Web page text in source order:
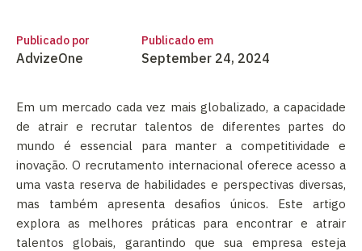
Publicado por
AdvizeOne
Publicado em
September 24, 2024
Em um mercado cada vez mais globalizado, a capacidade
de atrair e recrutar talentos de diferentes partes do
mundo é essencial para manter a competitividade e
inovação. O recrutamento internacional oferece acesso a
uma vasta reserva de habilidades e perspectivas diversas,
mas também apresenta desafios únicos. Este artigo
explora as melhores práticas para encontrar e atrair
talentos globais, garantindo que sua empresa esteja